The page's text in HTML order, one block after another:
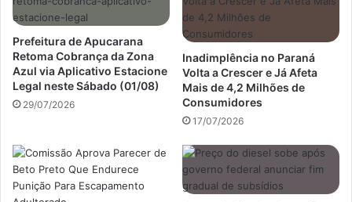
Prefeitura de Apucarana
Retoma Cobrança da Zona
Azul via Aplicativo Estacione
Legal neste Sábado (01/08)
29/07/2026
Inadimplência no Paraná
Volta a Crescer e Já Afeta
Mais de 4,2 Milhões de
Consumidores
17/07/2026